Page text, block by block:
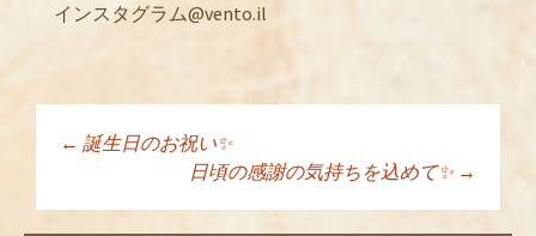
インスタグラム@vento.il
投稿ナビゲーショ
← 誕生日のお祝い✨
日頃の感謝の気持ちを込めて✨ →